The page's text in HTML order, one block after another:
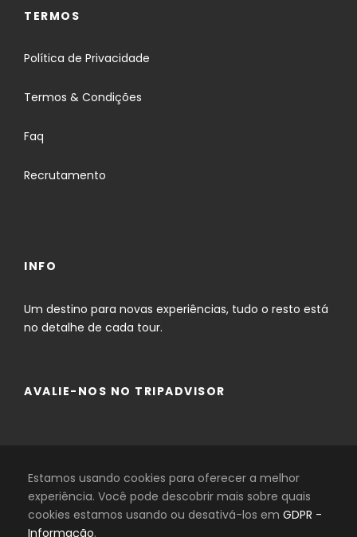
9 Estoril
TERMOS
Política de Privacidade
Termos & Condições
Faq
Recrutamento
INFO
Um destino para novas experiências, tudo o resto está
no detalhe de cada tour.
AVALIE-NOS NO TRIPADVISOR
Estamos usando cookies para oferecer a melhor
experiência. Você pode descobrir mais sobre quais
cookies estamos usando ou desativá-los em GDPR -
Informação.